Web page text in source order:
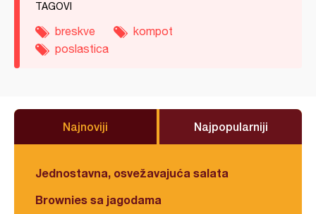
TAGOVI
breskve
kompot
poslastica
Najnoviji Najpopularniji
Jednostavna, osvežavajuća salata
Brownies sa jagodama